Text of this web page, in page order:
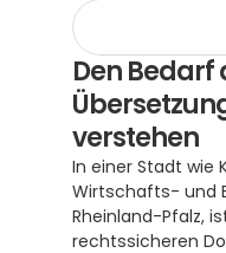
Den Bedarf
verstehen
In einer Stadt wie
Wirtschafts- und
Rheinland-Pfalz,
rechtssicheren